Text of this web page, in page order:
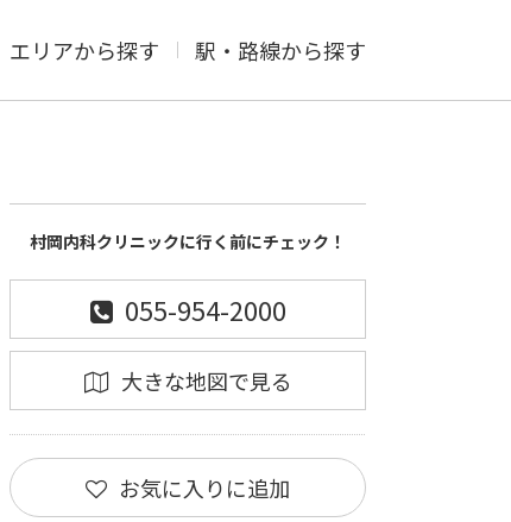
エリアから探す 駅・路線から探す
村岡内科クリニックに行く前にチェック！
055-954-2000
大きな地図で見る
お気に入りに追加